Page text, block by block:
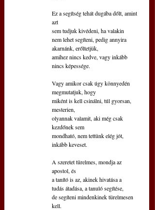
Ez a segítség tehát dugába dőlt, amint
azt
sem tudjuk kivédeni, ha valakin
nem lehet segíteni, pedig annyira
akarnánk, erőltetjük,
amihez nincs kedve, vagy inkább
nincs képessége.
Vagy amikor csak úgy könnyedén
megmutatjuk, hogy
miként is kell csinálni, túl gyorsan,
mesterien,
olyannak valamit, aki még csak
kezdőnek sem
mondható, nem tettünk elég jót,
inkább keveset.
A szeretet türelmes, mondja az
apostol, és
a tanító is az, akinek hivatása a
tudás átadása, a tanuló segítése,
de segíteni mindenkinek türelmesen
kell.